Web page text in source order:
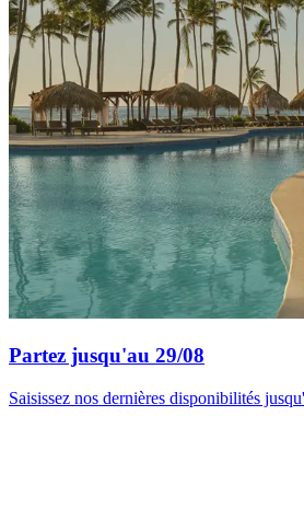
Partez jusqu'au 29/08
Saisissez nos dernières disponibilités